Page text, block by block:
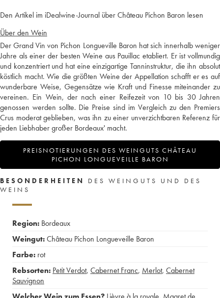
Den Artikel im iDealwine-Journal über Château Pichon Baron lesen
Über den Wein
Der Grand Vin von Pichon Longueville Baron hat sich innerhalb weniger
Jahre als einer der besten Weine aus Pauillac etabliert. Er ist vollmundig
und konzentriert und hat eine einzigartige Tanninstruktur, die ihn absolut
köstlich macht. Wie die größten Weine der Appellation schafft er es auf
wunderbare Weise, Gegensätze wie Kraft und Finesse miteinander zu
vereinen. Ein Wein, der nach einer Reifezeit von 10 bis 30 Jahren
genossen werden sollte. Die Preise sind im Vergleich zu den Premiers
Crus moderat geblieben, was ihn zu einer unverzichtbaren Referenz für
jeden Liebhaber großer Bordeaux' macht.
PREISNOTIERUNGEN DES WEINGUTS CHÂTEAU
PICHON LONGUEVEILLE BARON
BESONDERHEITEN
DES WEINGUTS UND DES
WEINS
Region: Bordeaux
Weingut:Château Pichon Longueveille Baron
Farbe: rot
Rebsorten: Petit Verdot, Cabernet Franc, Merlot, Cabernet
Sauvignon